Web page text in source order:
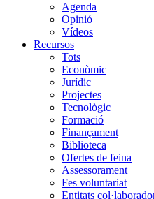
Agenda
Opinió
Vídeos
Recursos
Tots
Econòmic
Jurídic
Projectes
Tecnològic
Formació
Finançament
Biblioteca
Ofertes de feina
Assessorament
Fes voluntariat
Entitats